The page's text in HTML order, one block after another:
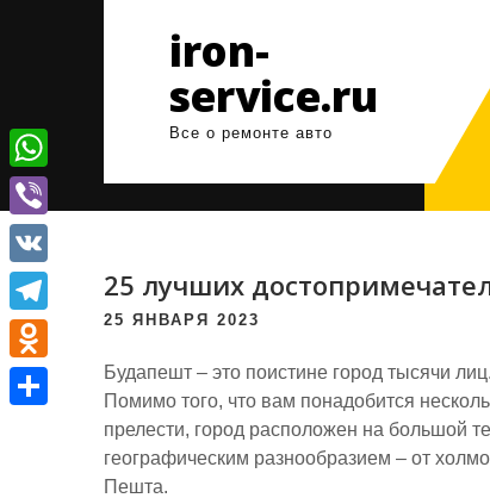
iron-
service.ru
Все о ремонте авто
25 лучших
25 ЯНВАРЯ 2023
Будапешт – это поистине город тысячи
Помимо того, что вам понадобится
прелести, город расположен на большой
географическим разнообразием – от
Пешта.
W
h
a
A
V
i
b
e
V
K
T
e
l
O